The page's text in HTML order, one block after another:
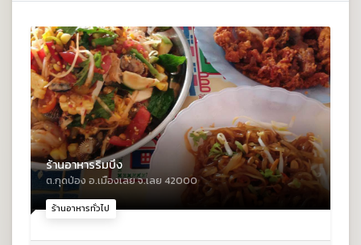
ร้านอาหารทั่วไป
ร้านอาหารริมบึง
ต.กุดป่อง อ.เมืองเลย จ.เลย 42000